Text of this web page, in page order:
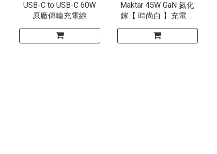
USB-C to USB-C 60W
原廠傳輸充電線
Maktar 45W GaN 氮化
鎵【 時尚白 】充電器
口袋快充 2孔快充 ★贈
收納袋